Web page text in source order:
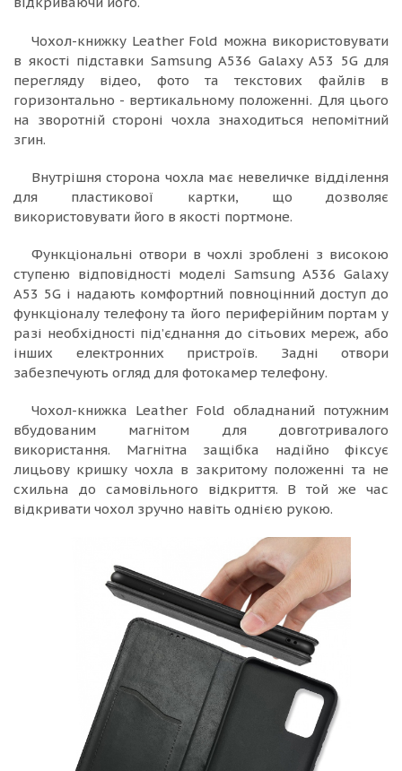
Чохол-книжку Leather Fold можна використовувати
в якості підставки Samsung A536 Galaxy A53 5G для
перегляду відео, фото та текстових файлів в
горизонтально - вертикальному положенні. Для цього
на зворотній стороні чохла знаходиться непомітний
згин.
Внутрішня сторона чохла має невеличке відділення
для пластикової картки, що дозволяє
використовувати його в якості портмоне.
Функціональні отвори в чохлі зроблені з високою
ступеню відповідності моделі Samsung A536 Galaxy
A53 5G і надають комфортний повноцінний доступ до
функціоналу телефону та його периферійним портам у
разі необхідності під’єднання до сітьових мереж, або
інших електронних пристроїв. Задні отвори
забезпечують огляд для фотокамер телефону.
Чохол-книжка Leather Fold обладнаний потужним
вбудованим магнітом для довготривалого
використання. Магнітна защібка надійно фіксує
лицьову кришку чохла в закритому положенні та не
схильна до самовільного відкриття. В той же час
відкривати чохол зручно навіть однією рукою.